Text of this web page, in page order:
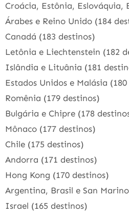
Croácia, Estônia, Eslováquia,
Árabes e Reino Unido (184
Canadá (183 destinos)
Letônia e Liechtenstein (182
Islândia e Lituânia (181
Estados Unidos e Malásia
Romênia (179 destinos)
Bulgária e Chipre (178
Mônaco (177 destinos)
Chile (175 destinos)
Andorra (171 destinos)
Hong Kong (170 destinos)
Argentina, Brasil e San
Israel (165 destinos)